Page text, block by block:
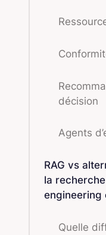
décision
Agents
RAG vs
la
engineering
Quelle